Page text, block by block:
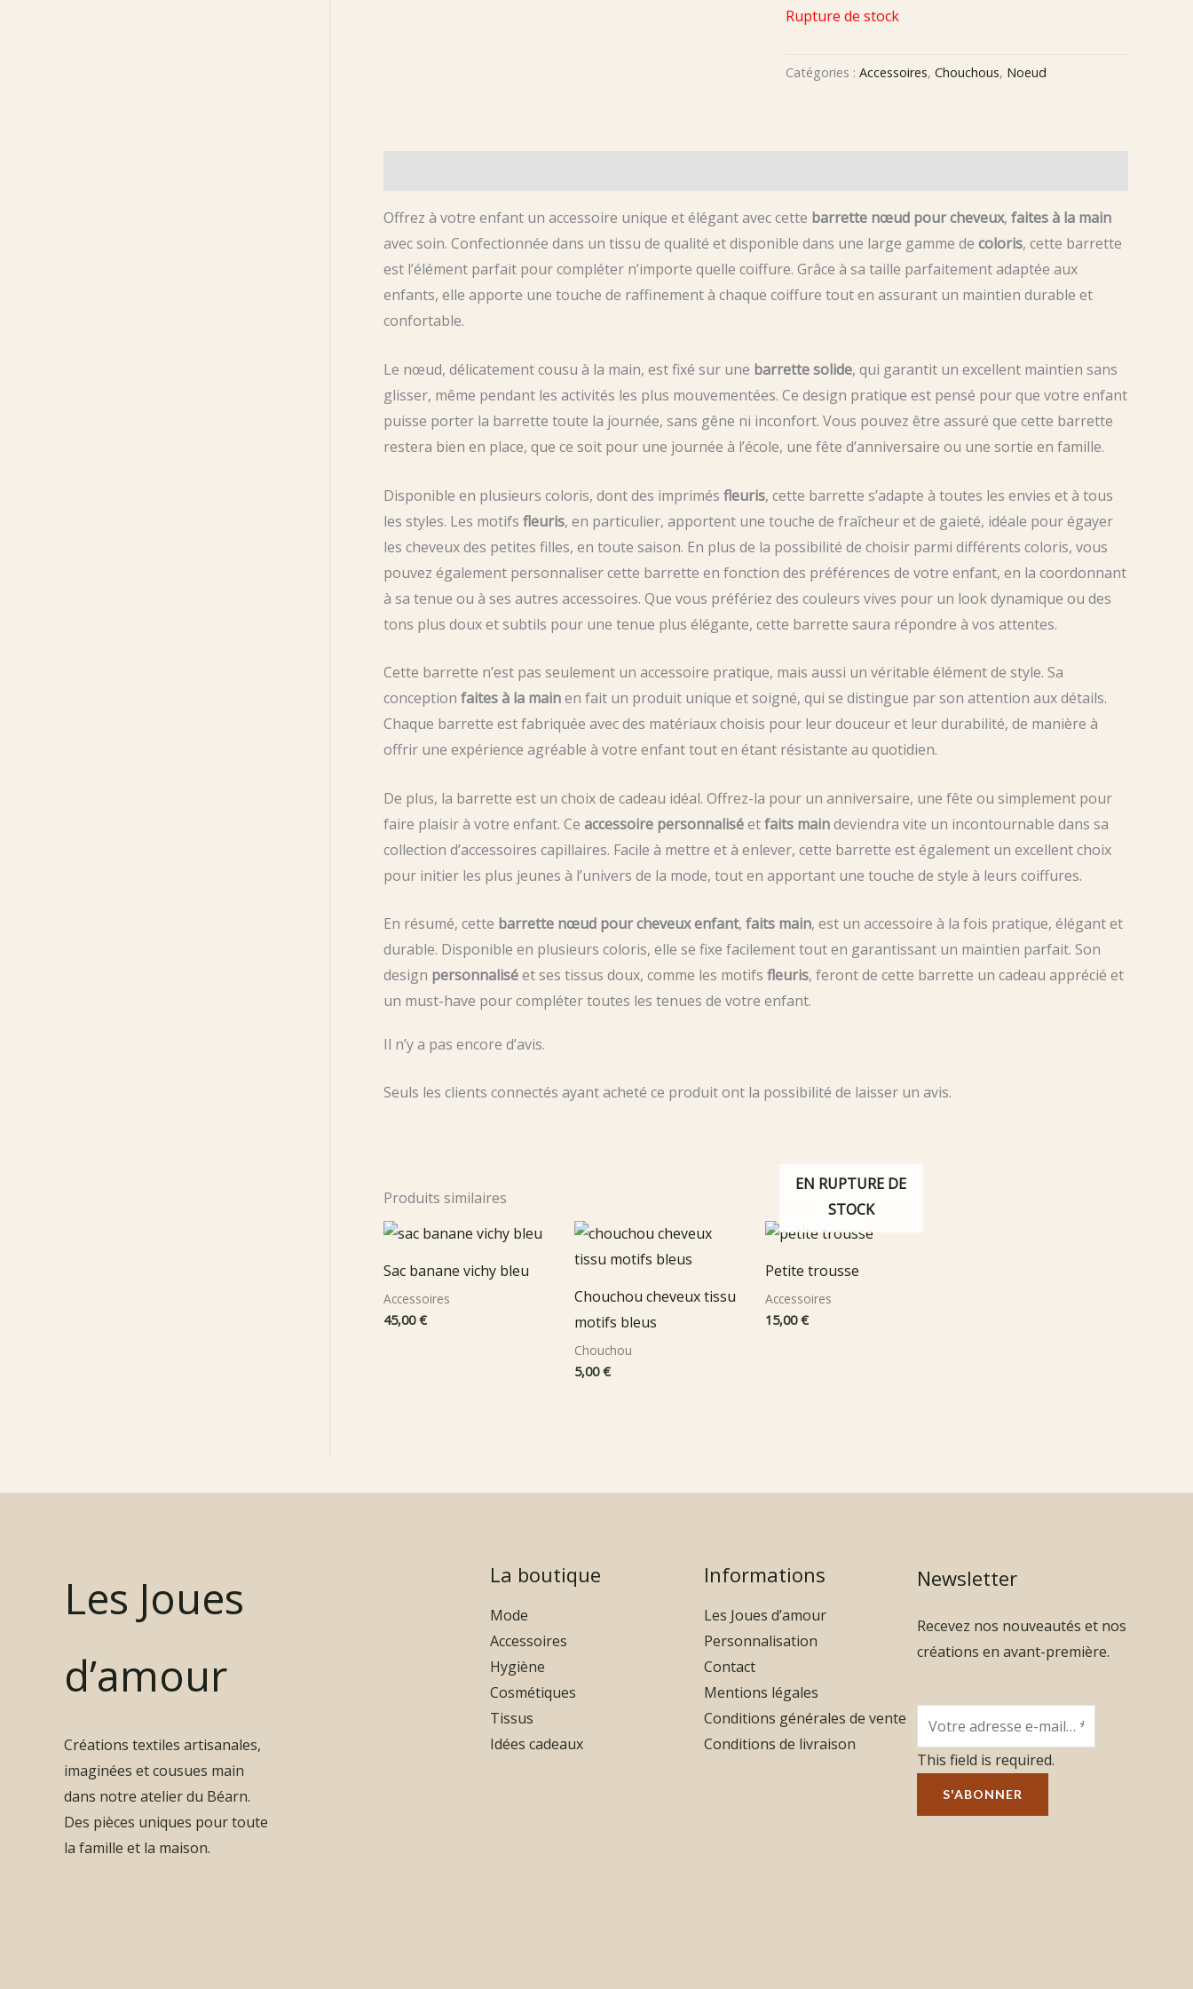
Rupture de stock
Catégories :Accessoires,Chouchous, Noeud
Offrez à votre enfant un accessoire unique et élégant avec cette barrette nœud pour cheveux, faites à la main
avec soin. Confectionnée dans un tissu de qualité et disponible dans une large gamme de coloris, cette barrette
est l’élément parfait pour compléter n’importe quelle coiffure. Grâce à sa taille parfaitement adaptée aux
enfants, elle apporte une touche de raffinement à chaque coiffure tout en assurant un maintien durable et
confortable.
Le nœud, délicatement cousu à la main, est fixé sur une barrette solide, qui garantit un excellent maintien sans
glisser, même pendant les activités les plus mouvementées. Ce design pratique est pensé pour que votre enfant
puisse porter la barrette toute la journée, sans gêne ni inconfort. Vous pouvez être assuré que cette barrette
restera bien en place, que ce soit pour une journée à l’école, une fête d’anniversaire ou une sortie en famille.
Disponible en plusieurs coloris, dont des imprimés fleuris, cette barrette s’adapte à toutes les envies et à tous
les styles. Les motifs fleuris, en particulier, apportent une touche de fraîcheur et de gaieté, idéale pour égayer
les cheveux des petites filles, en toute saison. En plus de la possibilité de choisir parmi différents coloris, vous
pouvez également personnaliser cette barrette en fonction des préférences de votre enfant, en la coordonnant
à sa tenue ou à ses autres accessoires. Que vous préfériez des couleurs vives pour un look dynamique ou des
tons plus doux et subtils pour une tenue plus élégante, cette barrette saura répondre à vos attentes.
Cette barrette n’est pas seulement un accessoire pratique, mais aussi un véritable élément de style. Sa
conception faites à la mainen fait un produit unique et soigné, qui se distingue par son attention aux détails.
Chaque barrette est fabriquée avec des matériaux choisis pour leur douceur et leur durabilité, de manière à
offrir une expérience agréable à votre enfant tout en étant résistante au quotidien.
De plus, la barrette est un choix de cadeau idéal. Offrez-la pour un anniversaire, une fête ou simplement pour
faire plaisir à votre enfant. Ce accessoire personnaliséetfaits maindeviendra vite un incontournable dans sa
collection d’accessoires capillaires. Facile à mettre et à enlever, cette barrette est également un excellent choix
pour initier les plus jeunes à l’univers de la mode, tout en apportant une touche de style à leurs coiffures.
En résumé, cette barrette nœud pour cheveux enfant, faits main, est un accessoire à la fois pratique, élégant et
durable. Disponible en plusieurs coloris, elle se fixe facilement tout en garantissant un maintien parfait. Son
design personnaliséet ses tissus doux, comme les motifs fleuris, feront de cette barrette un cadeau apprécié et
un must-have pour compléter toutes les tenues de votre enfant.
Il n’y a pas encore d’avis.
Seuls les clients connectés ayant acheté ce produit ont la possibilité de laisser un avis.
Produits similaires
Sac banane vichy bleu
Accessoires
45,00€
Chouchou cheveux tissu
motifs bleus
Chouchou
5,00€
EN RUPTURE DE
STOCK
Petite trousse
Accessoires
15,00€
Les Joues
d’amour
Créations textiles artisanales,
imaginées et cousues main
dans notre atelier du Béarn.
Des pièces uniques pour toute
la famille et la maison.
La boutique
Mode
Accessoires
Hygiène
Cosmétiques
Tissus
Idées cadeaux
Informations
Les Joues d’amour
Personnalisation
Contact
Mentions légales
Conditions générales de vente
Conditions de livraison
Newsletter
Recevez nos nouveautés et nos
créations en avant-première.
This field is required.
S'ABONNER